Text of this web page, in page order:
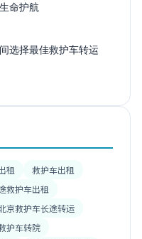
命护航
选择最佳救护车转运
租
救护车出租
救护车出租
京救护车长途转运
护车转院